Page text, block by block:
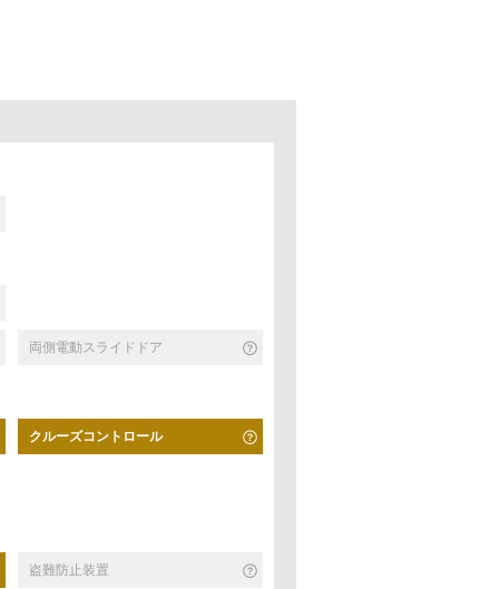
両側電動スライドドア
クルーズコントロール
盗難防止装置